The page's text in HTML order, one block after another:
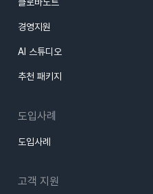
경영지원
AI 스튜디오
추천 패키지
도입사례
도입사례
고객 지원